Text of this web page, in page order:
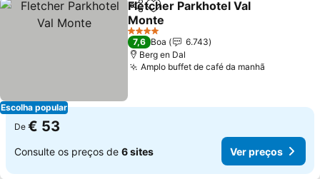
Escolha popular
PartilharAdicionar aos favoritos
Fletcher Parkhotel Val
Monte
Ver preços
4 Estrelas
7,6 Boa
6.743
Berg en Dal
Amplo buffet de café da manhã
De € 53
Consulte os preços de 6 sites Ver preços